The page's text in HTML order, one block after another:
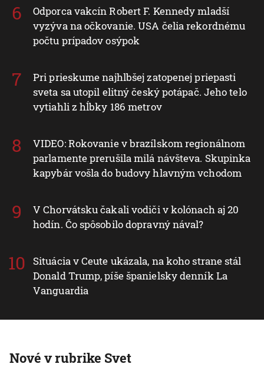
Odporca vakcín Robert F. Kennedy mladší
vyzýva na očkovanie. USA čelia rekordnému
počtu prípadov osýpok
Pri prieskume najhlbšej zatopenej priepasti
sveta sa utopil elitný český potápač. Jeho telo
vytiahli z hĺbky 186 metrov
VIDEO: Rokovanie v brazílskom regionálnom
parlamente prerušila milá návšteva. Skupinka
kapybár vošla do budovy hlavným vchodom
V Chorvátsku čakali vodiči v kolónach aj 20
hodín. Čo spôsobilo dopravný nával?
Situácia v Ceute ukázala, na koho strane stál
Donald Trump, píše španielsky denník La
Vanguardia
Nové v rubrike Svet